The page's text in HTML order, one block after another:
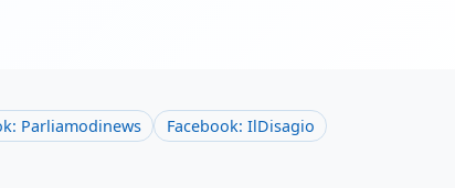
Parliamodinews
Facebook: IlDisagio